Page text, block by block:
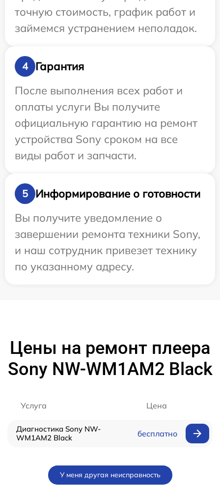
точную стоимость, график работ и
займемся устранением неполадок.
4
Гарантия
После выполнения всех работ и
оплаты услуги Вы получите
официальную гарантию на ремонт
устройства Sony сроком на все
виды работ и запчасти.
5
Информирование о готовности
Вы получите уведомление о
завершении ремонта техники Sony,
и наш сотрудник привезет технику
по указанному адресу.
Цены на ремонт плеера
Sony NW-WM1AM2 Black
Услуга Цена
Диагностика Sony NW-
WM1AM2 Black
бесплатно
У меня другая неисправность